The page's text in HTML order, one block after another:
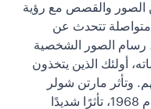
الصور والقصص مع رؤية
تتحدث عن
رسام الصور الشخصية
أولئك الذين يتخذون
وتأثر مارتن شولر
المولود في ميونيخ في بافاريا في عام 1968، تأثرًا شديدًا